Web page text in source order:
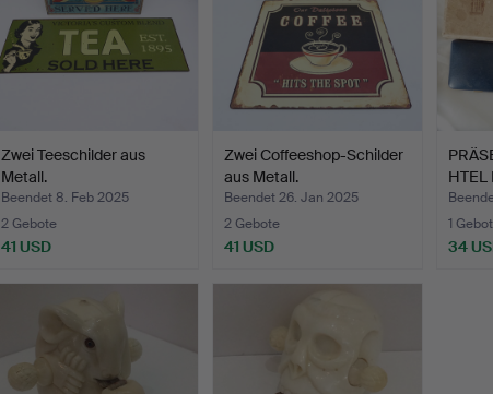
Zwei Teeschilder aus
Metall.
Beendet 8. Feb 2025
2 Gebote
41 USD
Zwei Coffeeshop-Schilder
aus Metall.
Beendet 26. Jan 2025
2 Gebote
41 USD
HTEL
1 Gebot
34